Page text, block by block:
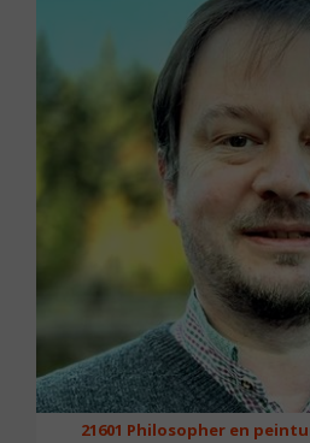
21601 Philosopher en